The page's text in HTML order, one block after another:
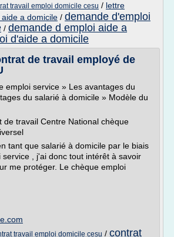
travail emploi domicile cesu / lettre
a domicile / demande d'emploi
/ demande d emploi aide a
d'aide a domicile
de travail employé de
emploi service » Les avantages du
du salarié à domicile » Modèle du
de travail Centre National chèque
tant que salarié à domicile par le biais
, j'ai donc tout intérêt à savoir
me protéger. Le chèque emploi
travail emploi domicile cesu / contrat